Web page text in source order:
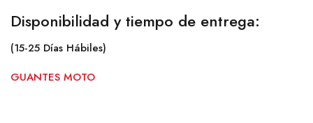
Disponibilidad y tiempo de entrega:
(15-25 Días Hábiles)
GUANTES MOTO